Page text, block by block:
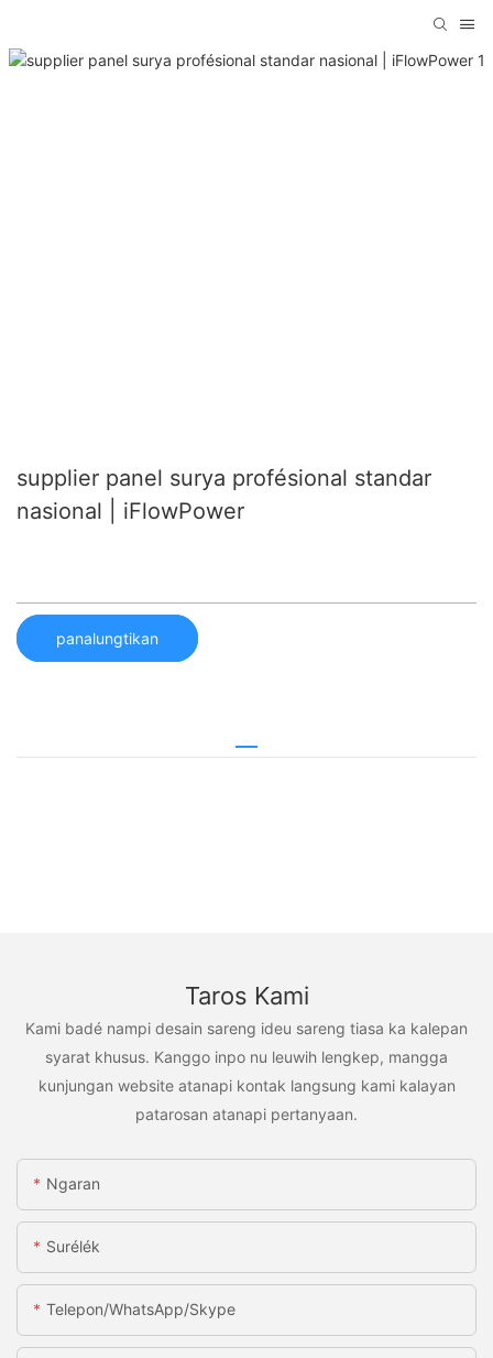
supplier panel surya profésional standar
nasional | iFlowPower
panalungtikan
Taros Kami
Kami badé nampi desain sareng ideu sareng tiasa ka kalepan
syarat khusus. Kanggo inpo nu leuwih lengkep, mangga
kunjungan website atanapi kontak langsung kami kalayan
patarosan atanapi pertanyaan.
Ngaran
Surélék
Telepon/WhatsApp/Skype